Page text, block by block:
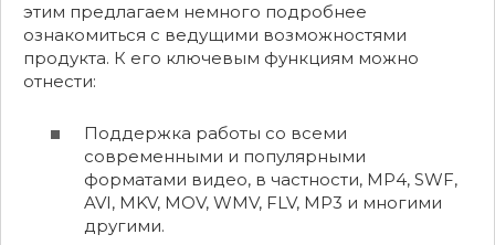
этим предлагаем немного подробнее
ознакомиться с ведущими возможностями
продукта. К его ключевым функциям можно
отнести:
Поддержка работы со всеми
современными и популярными
форматами видео, в частности, MP4, SWF,
AVI, MKV, MOV, WMV, FLV, MP3 и многими
другими.